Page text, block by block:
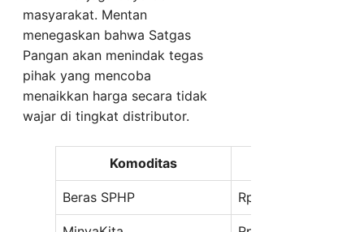
masyarakat. Mentan
menegaskan bahwa Satgas
Pangan akan menindak tegas
pihak yang mencoba
menaikkan harga secara tidak
wajar di tingkat distributor.
Komoditas
Beras SPHP Rp12.500/kg